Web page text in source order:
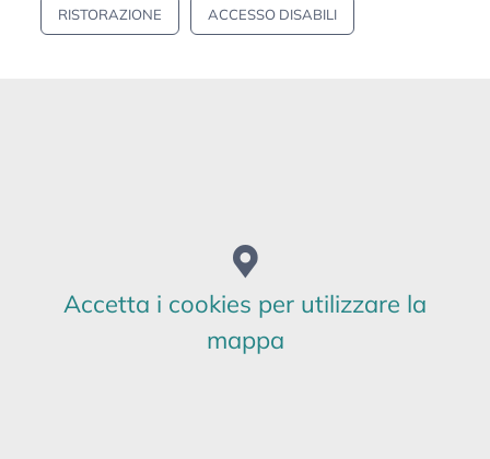
RISTORAZIONE ACCESSO DISABILI
Accetta i cookies per utilizzare la
mappa